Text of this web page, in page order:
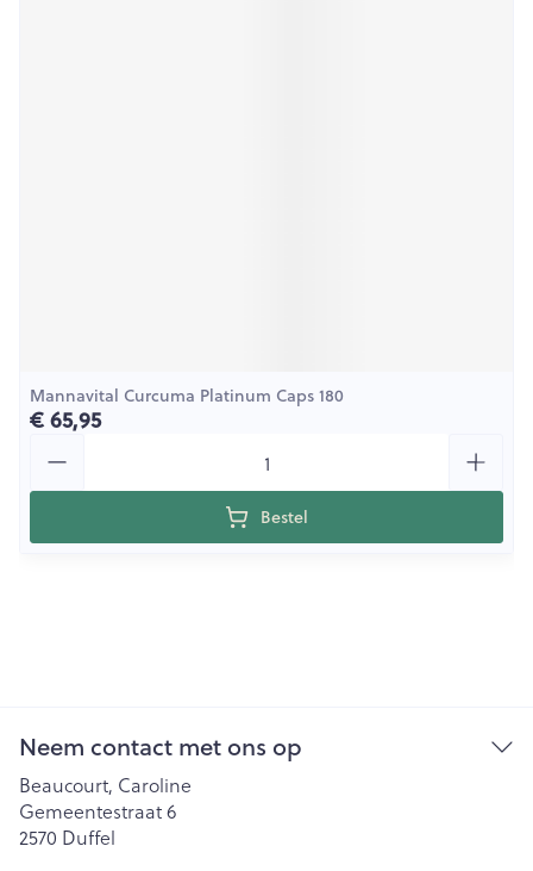
Mannavital Curcuma Platinum Caps 180
€ 65,95
Bestel
Neem contact met ons op
Beaucourt, Caroline
Gemeentestraat 6
2570 Duffel